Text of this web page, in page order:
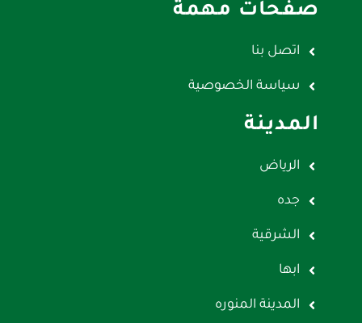
صفحات مهمة
اتصل بنا
سياسة الخصوصية
المدينة
الرياض
جده
الشرقية
ابها
المدينة المنوره